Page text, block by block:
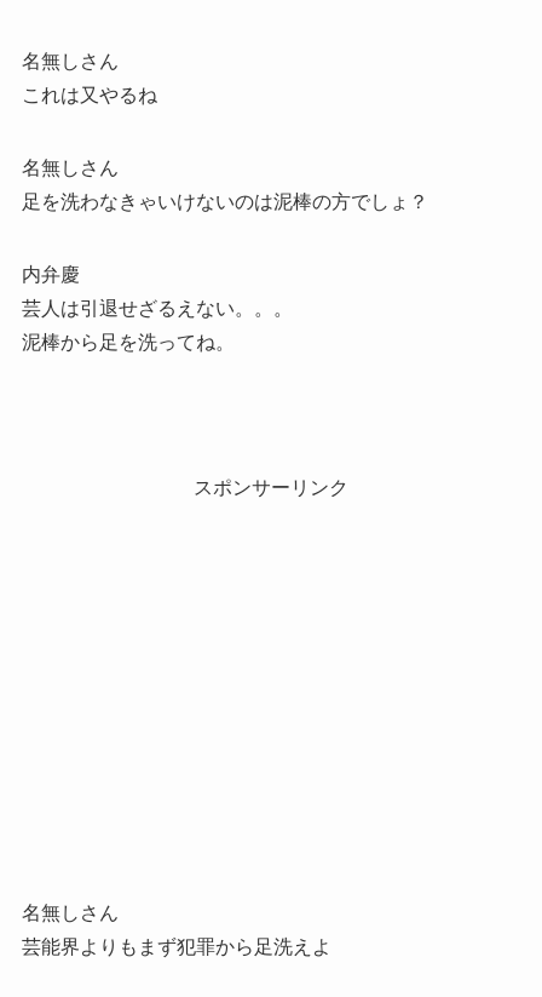
名無しさん
これは又やるね
名無しさん
足を洗わなきゃいけないのは泥棒の方でしょ？
内弁慶
芸人は引退せざるえない。。。
泥棒から足を洗ってね。
スポンサーリンク
名無しさん
芸能界よりもまず犯罪から足洗えよ